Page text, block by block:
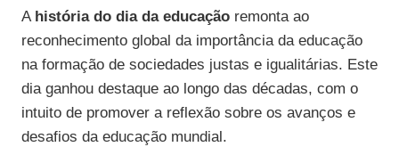
A história do dia da educação remonta ao
reconhecimento global da importância da educação
na formação de sociedades justas e igualitárias. Este
dia ganhou destaque ao longo das décadas, com o
intuito de promover a reflexão sobre os avanços e
desafios da educação mundial.